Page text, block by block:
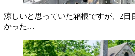
涼しいと思っていた箱根ですが、2日
かった…